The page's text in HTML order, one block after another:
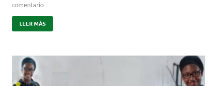
comentario
LEER MÁS